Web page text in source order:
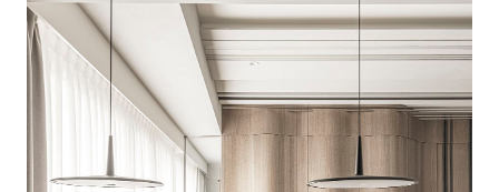
需求和喜好，還融入了許多創新和獨特的設計元素，在北
歐風格的基調下，揉植奢華和華麗，使整個空間既顯得簡
約清爽，又不失溫暖和舒適。見證居住者每一幀日常片段
與特殊時刻，讓家不只是最溫暖的避風港，也同時為居住
者帶來無盡的快樂回憶。